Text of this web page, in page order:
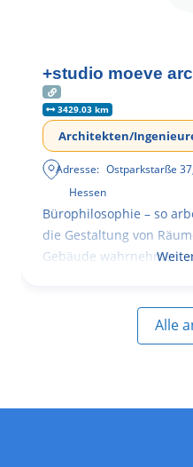
+studio moeve
3429.03 km
Architekten/
Adresse: Ostparkstarße 37
Hessen
Bürophilosophie – so
die Gestaltung von
Gebäude wahrnehmen,
Alle